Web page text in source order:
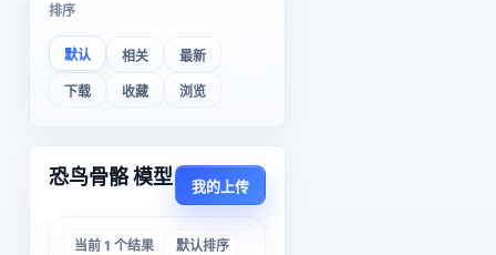
排序
默认 相关 最新
下载 收藏 浏览
恐鸟骨骼 模型 我的上传
当前 1 个结果
默认排序